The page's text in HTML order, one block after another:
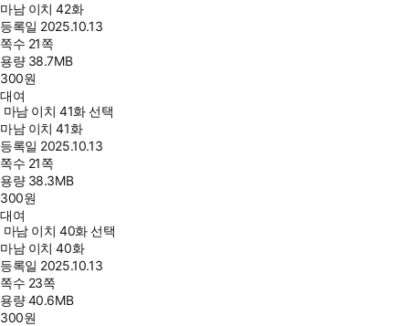
마남 이치 42화
등록일 2025.10.13
쪽수 21쪽
용량 38.7MB
300원
대여
마남 이치 41화 선택
마남 이치 41화
등록일 2025.10.13
쪽수 21쪽
용량 38.3MB
300원
대여
마남 이치 40화 선택
마남 이치 40화
등록일 2025.10.13
쪽수 23쪽
용량40.6MB
300원